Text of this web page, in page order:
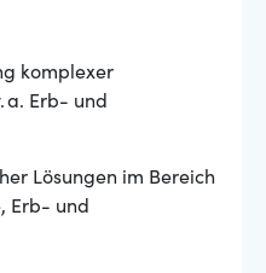
komplexer
a. Erb- und
Lösungen im Bereich
Erb- und